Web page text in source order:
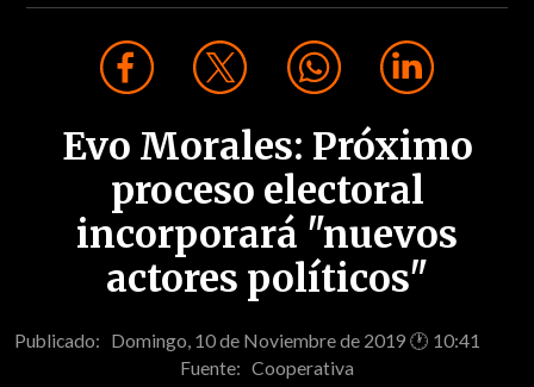
Evo Morales: Próximo
proceso electoral
incorporará "nuevos
actores políticos"
Publicado: Domingo, 10 de Noviembre de 2019 🕐 10:41
Fuente: Cooperativa